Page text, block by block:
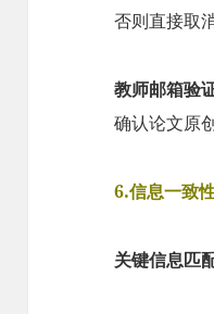
否则直接取
教师邮箱验
确认论文原
6.信息一致
关键信息匹